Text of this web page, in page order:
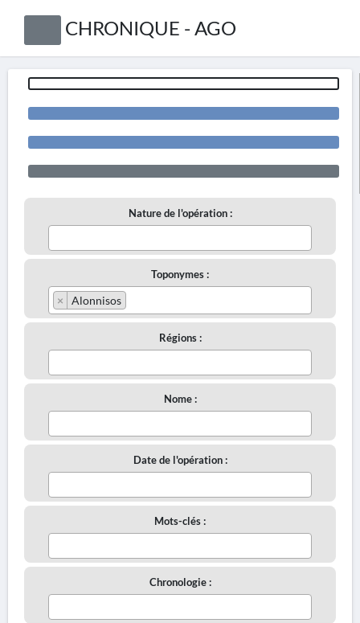
CHRONIQUE - AGO
Nature de l'opération :
Toponymes :
× Alonnisos
Régions :
Nome :
Date de l'opération :
Mots-clés :
Chronologie :